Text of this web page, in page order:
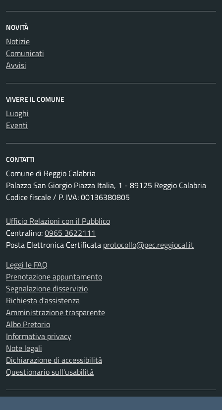
NOVITÀ
Notizie
Comunicati
Avvisi
VIVERE IL COMUNE
Luoghi
Eventi
CONTATTI
Comune di Reggio Calabria
Palazzo San Giorgio Piazza Italia, 1 - 89125 Reggio Calabria
Codice fiscale / P. IVA: 00136380805
Ufficio Relazioni con il Pubblico
Centralino:0965 3622111
Posta Elettronica Certificata protocollo@pec.reggiocal.it
Leggi le FAQ
Prenotazione appuntamento
Segnalazione disservizio
Richiesta d'assistenza
Amministrazione trasparente
Albo Pretorio
Informativa privacy
Note legali
Dichiarazione di accessibilità
Questionario sull'usabilità